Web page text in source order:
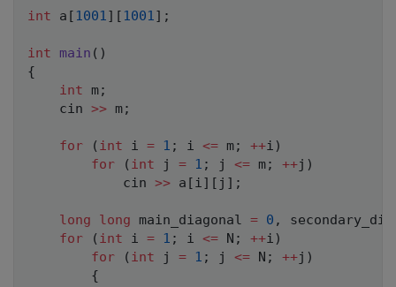
int a [ 1001] [ 1001] ;
int main ( )
{
int m;
    cin
>> m;
for ( int i = 1 ; i <= m; ++i )
for
( int j = 1 ; j <= m; ++j )
            cin
>> a [i] [ j ] ;
long long main_diagonal = 0 ,
for
( int i = 1 ; i <= N ; ++i )
for
( int j = 1 ; j <= N ; ++j )
{